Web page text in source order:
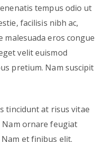
tempus odio ut
facilisis nibh ac,
malesuada eros congue
velit euismod
pretium. Nam suscipit
tincidunt at risus vitae
Nam ornare feugiat
et finibus elit.